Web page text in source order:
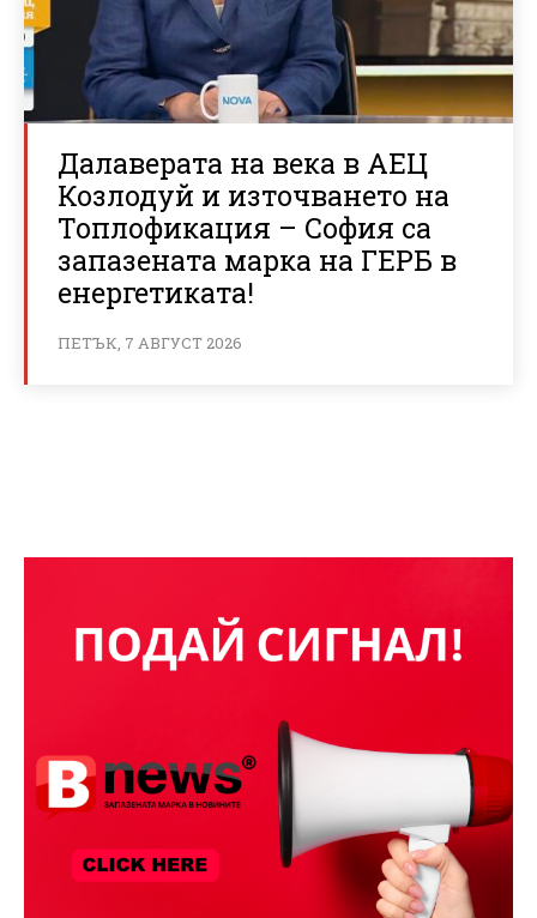
Далаверата на века в АЕЦ
Козлодуй и източването на
Топлофикация – София са
запазената марка на ГЕРБ в
енергетиката!
ПЕТЪК, 7 АВГУСТ 2026